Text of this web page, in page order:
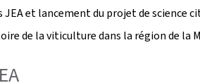
et lancement du projet de science
de la viticulture dans la région de